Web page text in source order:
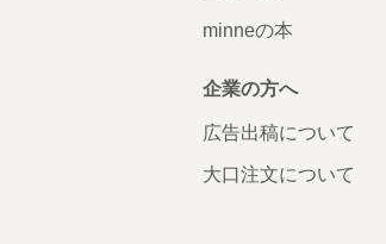
minneの本
企業の方へ
広告出稿について
大口注文について